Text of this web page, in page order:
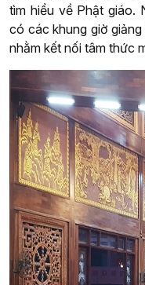
tìm hiểu về Phật giáo.
có các khung giờ
nhằm kết nối tâm thức